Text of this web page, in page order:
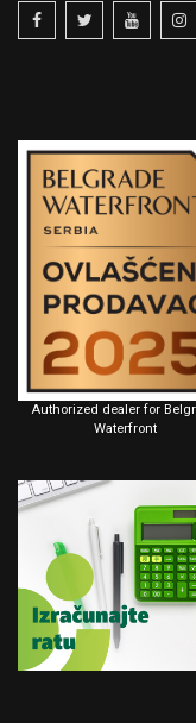
Authorized dealer for
Waterfront